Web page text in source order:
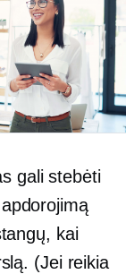
gali stebėti
kai
(Jei reikia